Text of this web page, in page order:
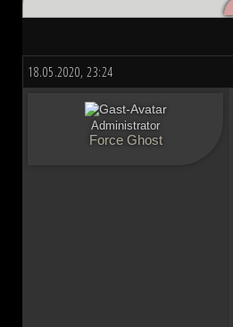
18.05.2020, 23:24
Administrator
Force Ghost